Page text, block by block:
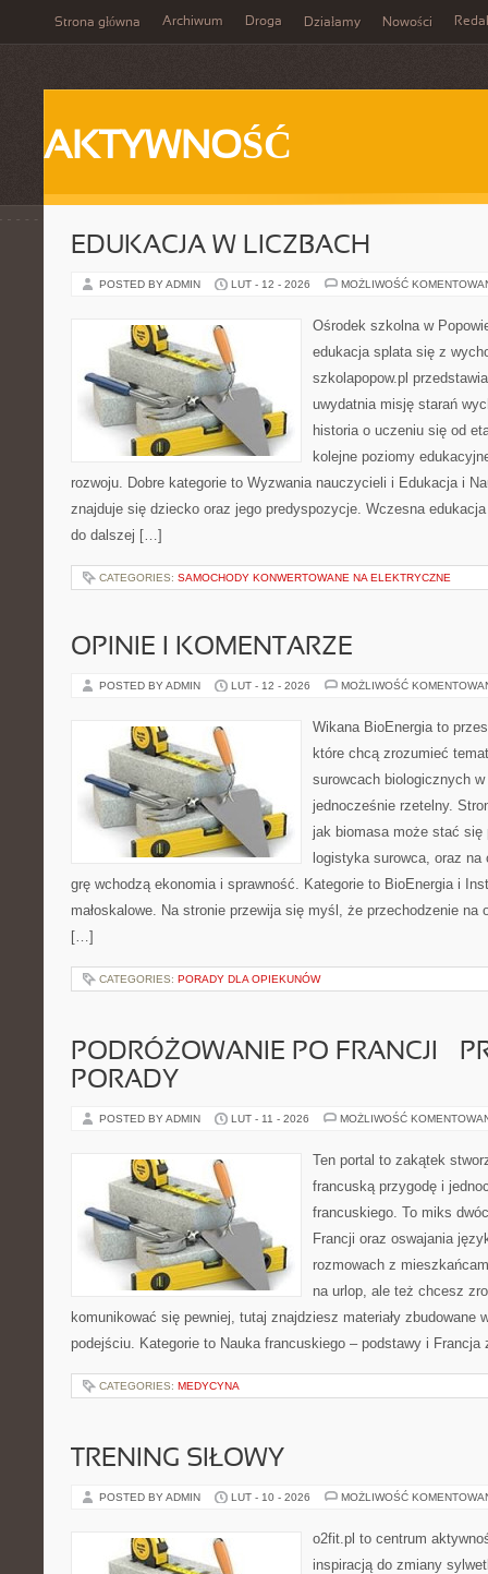
Strona główna Archiwum Droga Działamy Nowości
AKTYWNOŚĆ
EDUKACJA W LICZBACH
POSTED BY ADMIN LUT - 12 - 2026 MOŻLIWOŚĆ
Ośrodek szkolna w
edukacja splata się z
szkolapopow.pl
uwydatnia misję starań
historia o uczeniu się od
kolejne poziomy
rozwoju. Dobre kategorie to Wyzwania nauczycieli i Edukacja i
znajduje się dziecko oraz jego predyspozycje. Wczesna
do dalszej […]
CATEGORIES: SAMOCHODY KONWERTOWANE NA ELEKTRYCZNE
OPINIE I KOMENTARZE
POSTED BY ADMIN LUT - 12 - 2026 MOŻLIWOŚĆ
Wikana BioEnergia to
które chcą zrozumieć
surowcach biologicznych
jednocześnie rzetelny.
jak biomasa może stać się
logistyka surowca, oraz
grę wchodzą ekonomia i sprawność. Kategorie to BioEnergia i
małoskalowe. Na stronie przewija się myśl, że przechodzenie na
[…]
CATEGORIES: PORADY DLA OPIEKUNÓW
PODRÓŻOWANIE PO FRANCJI –
PORADY
POSTED BY ADMIN LUT - 11 - 2026 MOŻLIWOŚĆ
Ten portal to zakątek
francuską przygodę i
francuskiego. To miks
Francji oraz oswajania
rozmowach z
na urlop, ale też chcesz
komunikować się pewniej, tutaj znajdziesz materiały zbudowane
podejściu. Kategorie to Nauka francuskiego – podstawy i
CATEGORIES: MEDYCYNA
TRENING SIŁOWY
POSTED BY ADMIN LUT - 10 - 2026 MOŻLIWOŚĆ
o2fit.pl to centrum
inspiracją do zmiany